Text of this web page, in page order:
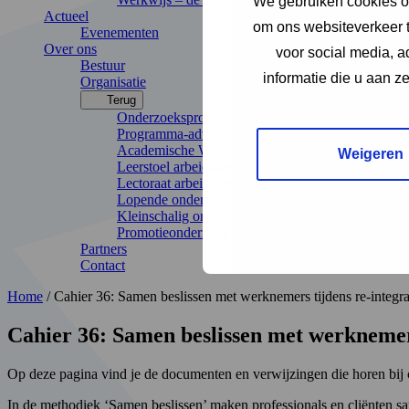
om ons websiteverkeer
voor social media,
informatie die u aan
Weigeren
Actueel
Evenementen
Over ons
Bestuur
Organisatie
Terug
Onderzoeksprogramma
Programma-adviescommissie
Academische Werkplaats Arbeid en Gezondheid
Leerstoel arbeidsdeskundigheid
Lectoraat arbeidsdeskundigheid
Lopende onderzoeken
Kleinschalig onderzoek
Promotieonderzoek
Partners
Contact
Home /Cahier 36: Samen beslissen met werknemers tijdens re-
Cahier 36: Samen beslissen met
Op deze pagina vind je de documenten en verwijzingen die horen
In de methodiek ‘Samen beslissen’ maken professionals en